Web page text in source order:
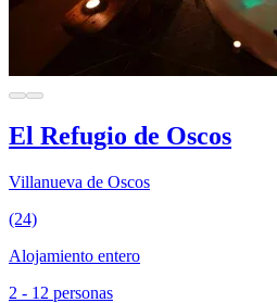
El Refugio de Oscos
Villanueva de Oscos
(24)
Alojamiento entero
2 - 12 personas